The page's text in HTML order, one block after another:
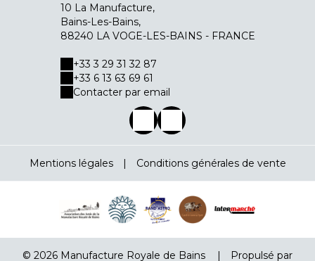
10 La Manufacture,
Bains-Les-Bains,
88240 LA VOGE-LES-BAINS - FRANCE
+33 3 29 31 32 87
+33 6 13 63 69 61
Contacter par email
Mentions légales Conditions générales de vente
© 2026 Manufacture Royale de Bains Propulsé par